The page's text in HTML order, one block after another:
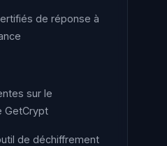
de réponse à
sur le
GetCrypt
de déchiffrement